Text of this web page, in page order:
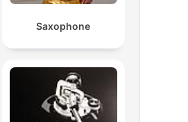
Saxophone